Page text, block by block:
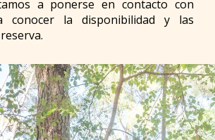
a ponerse en contacto con
conocer la disponibilidad y las